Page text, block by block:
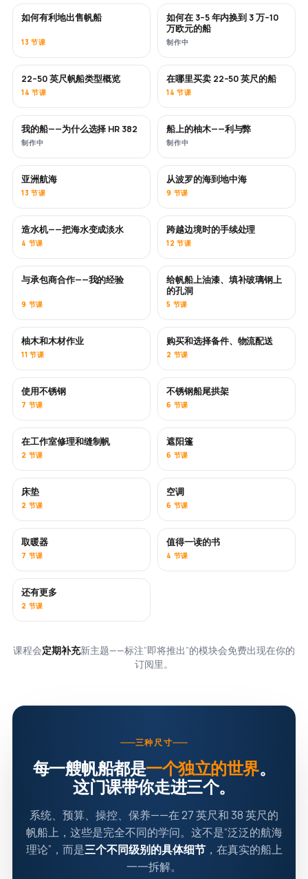
新内容
如何有利地出售帆船
13 节课
新内容
如何在 3–5 年内换到 3 万–10
万欧元的船
制作中
即将推出
22–50 英尺帆船类型概览
14 节课
即将推出
在哪里买卖 22–50 英尺的船
14 节课
即将推出
我的船——为什么选择 HR 382
制作中
即将推出
船上的柚木——利与弊
制作中
即将推出
亚洲航海
13 节课
即将推出
从波罗的海到地中海
9 节课
即将推出
造水机——把海水变成淡水
4 节课
跨越边境时的手续处理
12 节课
即将推出
与承包商合作——我的经验
9 节课
即将推出
给帆船上油漆、填补玻璃钢上
的孔洞
5 节课
柚木和木材作业
11 节课
即将推出
购买和选择备件、物流配送
2 节课
即将推出
使用不锈钢
7 节课
不锈钢船尾拱架
6 节课
即将推出
在工作室修理和缝制帆
2 节课
遮阳篷
6 节课
床垫
2 节课
即将推出
空调
6 节课
即将推出
取暖器
7 节课
即将推出
值得一读的书
4 节课
即将推出
还有更多
2 节课
课程会定期补充新主题——标注“即将推出”的模块会免费出现在你的
订阅里。
三种尺寸
每一艘帆船都是一个独立的世界。
这门课带你走进三个。
系统、预算、操控、保养——在 27 英尺和 38 英尺的
帆船上，这些是完全不同的学问。这不是“泛泛的航海
理论”，而是三个不同级别的具体细节，在真实的船上
一一拆解。